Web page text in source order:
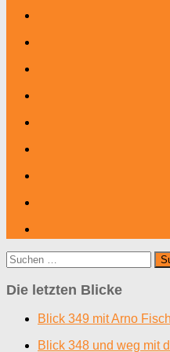
Suchen
nach:
Die letzten Blicke
Blick 349 mit Arno
Blick 348 und weg mit